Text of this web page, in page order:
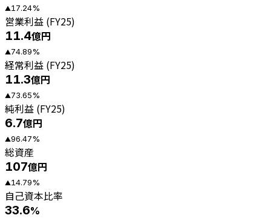
▲17.24%
営業利益 (FY25)
11.4億円
▲74.89%
経常利益 (FY25)
11.3億円
▲73.65%
純利益 (FY25)
6.7億円
▲96.47%
総資産
107億円
▲14.79%
自己資本比率
33.6%